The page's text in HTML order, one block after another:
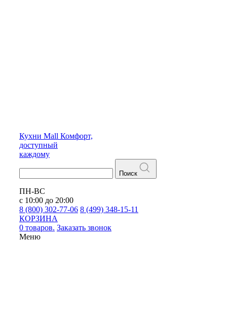
Кухни Mall Комфорт,
доступный
каждому
Поиск
ПН-ВС
с 10:00 до 20:00
8 (800) 302-77-06 8 (499) 348-15-11
КОРЗИНА
0 товаров. Заказать звонок
Меню